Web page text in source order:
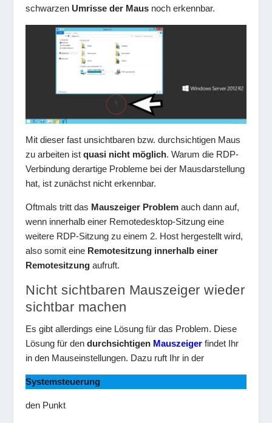
schwarzen Umrisse der Maus noch erkennbar.
Mit dieser fast unsichtbaren bzw. durchsichtigen Maus
zu arbeiten istquasi nicht möglich. Warum die RDP-
Verbindung derartige Probleme bei der Mausdarstellung
hat, ist zunächst nicht erkennbar.
Oftmals tritt das Mauszeiger Problem auch dann auf,
wenn innerhalb einer Remotedesktop-Sitzung eine
weitere RDP-Sitzung zu einem 2. Host hergestellt wird,
also somit eine Remotesitzung innerhalb einer
Remotesitzung aufruft.
Nicht sichtbaren Mauszeiger wieder
sichtbar machen
Es gibt allerdings eine Lösung für das Problem. Diese
Lösung für dendurchsichtigen Mauszeiger findet Ihr
in den Mauseinstellungen. Dazu ruft Ihr in der
Systemsteuerung
den Punkt